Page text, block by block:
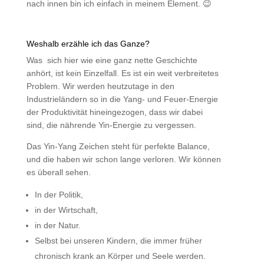
nach innen bin ich einfach in meinem Element. 😉
Weshalb erzähle ich das Ganze?
Was sich hier wie eine ganz nette Geschichte
anhört, ist kein Einzelfall. Es ist ein weit verbreitetes
Problem. Wir werden heutzutage in den
Industrieländern so in die Yang- und Feuer-Energie
der Produktivität hineingezogen, dass wir dabei
sind, die nährende Yin-Energie zu vergessen.
Das Yin-Yang Zeichen steht für perfekte Balance,
und die haben wir schon lange verloren. Wir können
es überall sehen.
In der Politik,
in der Wirtschaft,
in der Natur.
Selbst bei unseren Kindern, die immer früher
chronisch krank an Körper und Seele werden.